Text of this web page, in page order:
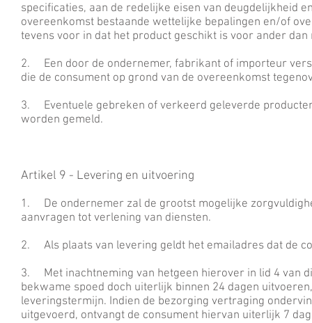
specificaties, aan de redelijke eisen van deugdelijkheid
overeenkomst bestaande wettelijke bepalingen en/of
tevens voor in dat het product geschikt is voor ander
2. Een door de ondernemer, fabrikant of importeur
die de consument op grond van de overeenkomst
3. Eventuele gebreken of verkeerd geleverde
worden gemeld.
Artikel 9 - Levering en uitvoering
1. De ondernemer zal de grootst mogelijke
aanvragen tot verlening van diensten.
2. Als plaats van levering geldt het emailadres dat de
3. Met inachtneming van hetgeen hierover in lid 4 van
bekwame spoed doch uiterlijk binnen 24 dagen
leveringstermijn. Indien de bezorging vertraging
uitgevoerd, ontvangt de consument hiervan uiterlijk 7